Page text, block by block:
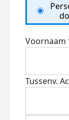
Voornaam
Tussenv.